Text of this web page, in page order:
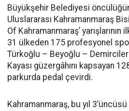
Büyükşehir Belediyesi
Uluslararası Kahramanmaraş
Of Kahramanmaraş’ yarışlarının
31 ülkeden 175 profesyonel
Türkoğlu – Beyoğlu – Demirciler
Kayası güzergâhını kapsayan
parkurda pedal çevirdi.
Kahramanmaraş, bu yıl